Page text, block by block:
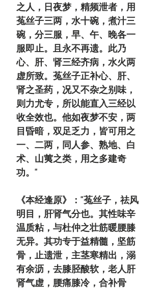
之人，日夜梦，精频泄者，用
菟丝子三两 ，水十碗，煮汁三
碗，分三服，早、午、晚各一
服即止。且永不再遗。此乃
心、肝、肾三经齐病，水火两
虚所致。菟丝子正补心、肝、
肾之圣药 ，况又不杂之别味，
则力尤专，所以能直入三经以
收全效也。他如夜梦不安，两
目昏暗，双足乏力，皆可用之
一、二两，同人参、熟地、白
术、山荑之类，用之多建奇
功。"
《本经逢原》："菟丝子，祛风
明目，肝肾气分也。其性味辛
温质粘，与杜仲之壮筋暖腰膝
无异。其功专于益精髓，坚筋
骨，止遗泄，主茎寒精出，溺
有余沥，去膝胫酸软，老人肝
肾气虚，腰痛膝冷，合补骨